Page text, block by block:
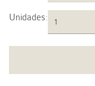
Unidades: